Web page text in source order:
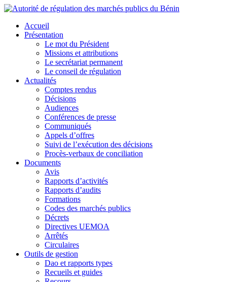
Accueil
Présentation
Le mot du Président
Missions et attributions
Le secrétariat permanent
Le conseil de régulation
Actualités
Comptes rendus
Décisions
Audiences
Conférences de presse
Communiqués
Appels d’offres
Suivi de l’exécution des décisions
Procès-verbaux de conciliation
Documents
Avis
Rapports d’activités
Rapports d’audits
Formations
Codes des marchés publics
Décrets
Directives UEMOA
Arrêtés
Circulaires
Outils de gestion
Dao et rapports types
Recueils et guides